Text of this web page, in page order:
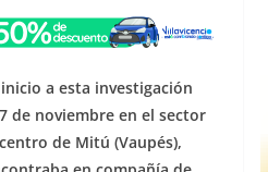
a esta investigación
de noviembre en el sector
de Mitú (Vaupés),